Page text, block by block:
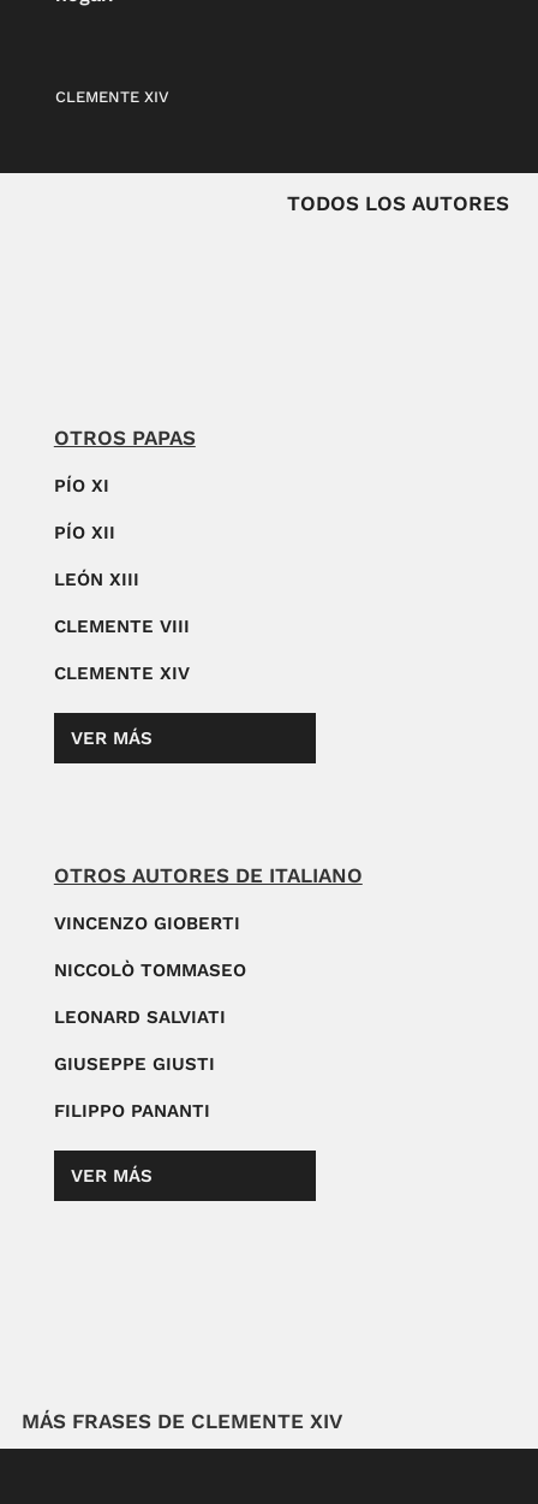
CLEMENTE XIV
TODOS LOS AUTORES
OTROS PAPAS
PÍO XI
PÍO XII
LEÓN XIII
CLEMENTE VIII
CLEMENTE XIV
VER MÁS
OTROS AUTORES DE ITALIANO
VINCENZO GIOBERTI
NICCOLÒ TOMMASEO
LEONARD SALVIATI
GIUSEPPE GIUSTI
FILIPPO PANANTI
VER MÁS
MÁS FRASES DE CLEMENTE XIV